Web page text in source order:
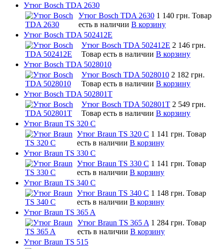
Утюг Bosch TDA 2630
Утюг Bosch TDA 2630 1 140 грн. Товар
есть в наличии В корзину
Утюг Bosch TDA 502412E
Утюг Bosch TDA 502412E 2 146 грн.
Товар есть в наличии В корзину
Утюг Bosch TDA 5028010
Утюг Bosch TDA 5028010 2 182 грн.
Товар есть в наличии В корзину
Утюг Bosch TDA 502801T
Утюг Bosch TDA 502801T 2 549 грн.
Товар есть в наличии В корзину
Утюг Braun TS 320 C
Утюг Braun TS 320 C 1 141 грн. Товар
есть в наличии В корзину
Утюг Braun TS 330 C
Утюг Braun TS 330 C 1 141 грн. Товар
есть в наличии В корзину
Утюг Braun TS 340 C
Утюг Braun TS 340 C 1 148 грн. Товар
есть в наличии В корзину
Утюг Braun TS 365 A
Утюг Braun TS 365 A 1 284 грн. Товар
есть в наличии В корзину
Утюг Braun TS 515